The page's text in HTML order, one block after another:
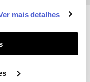
e
aos seus interesses
Pode gerir a
"Configurar
mais detalhes